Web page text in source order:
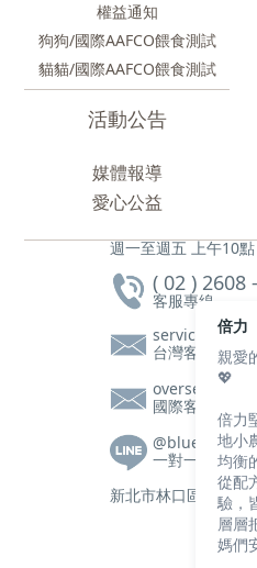
權益通知
狗狗/國際AAFCO餵食測試
貓貓/國際AAFCO餵食測試
活動公告
媒體報導
愛心公益
週一至週五 上午10
( 02 ) 2608
客服專線
台灣客服信箱
國際客服信箱
@bluebay
一對一客服|營
新北市林口區文化三
倍力
親愛
💖
倍力
地小
均衡
從配
驗，
層層
媽們